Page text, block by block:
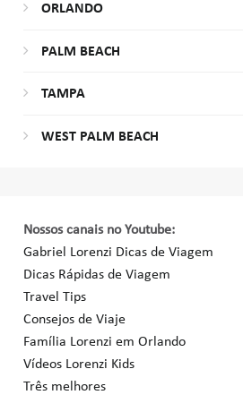
ORLANDO
PALM BEACH
TAMPA
WEST PALM BEACH
Nossos canais no Youtube:
Gabriel Lorenzi Dicas de Viagem
Dicas Rápidas de Viagem
Travel Tips
Consejos de Viaje
Família Lorenzi em Orlando
Vídeos Lorenzi Kids
Três melhores